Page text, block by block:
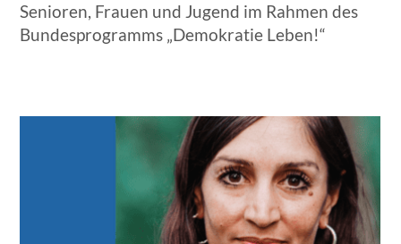
Senioren, Frauen und Jugend im Rahmen des
Bundesprogramms „Demokratie Leben!“